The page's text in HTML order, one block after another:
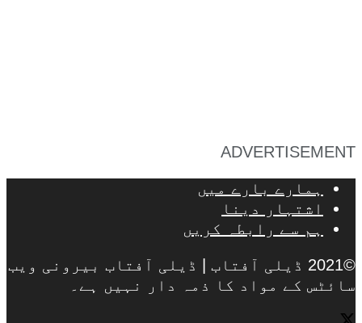
ADVERTISEMENT
ہمارے بارے میں
اشتہار دینا
ہم سے رابطہ کریں
©2021 ڈیلی آفتاب | ڈیلی آفتاب بیرونی ویب
سائٹس کے مواد کا ذمہ دار نہیں ہے۔